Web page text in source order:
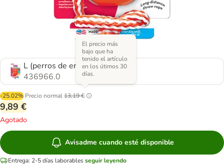
L (perros de entre 13 y 30 kg)
436966.0
-25.02% Precio normal13,19 €
El precio más
bajo que ha
tenido el artículo
en los útimos 30
días.
9,89 €
Agotado
Avisadme cuando esté disponible
Entrega: 2-5 días laborablesseguir leyendo